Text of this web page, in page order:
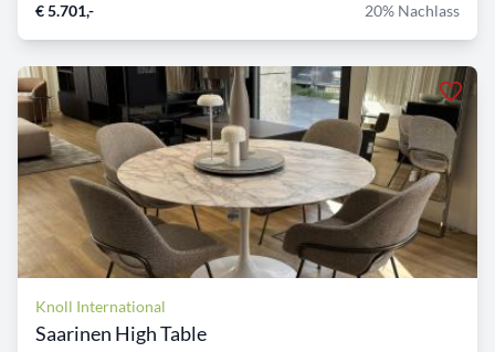
€ 5.701,- 20% Nachlass
Knoll International
Saarinen High Table